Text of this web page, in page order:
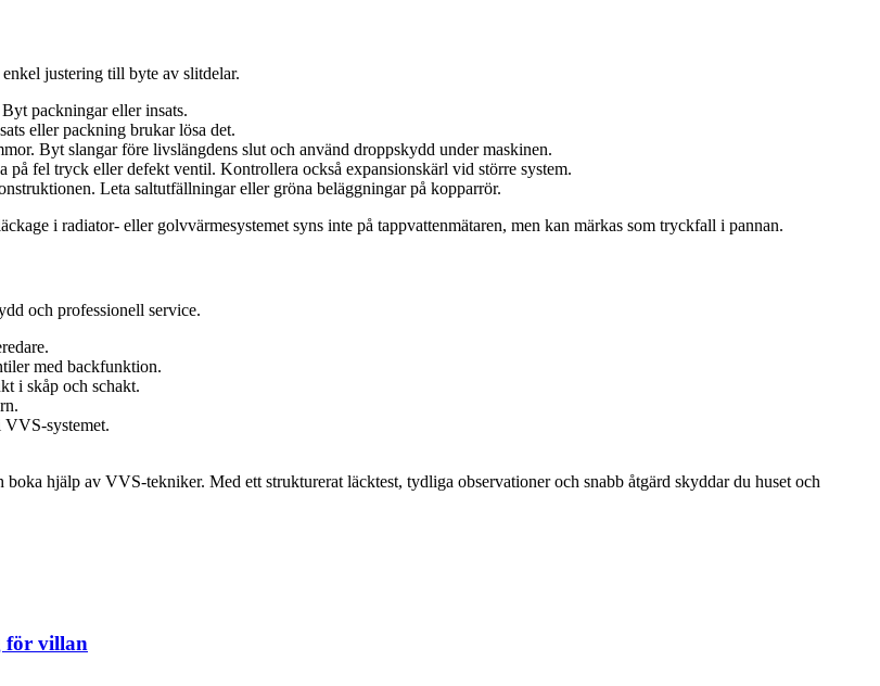
justering till byte av slitdelar.
packningar eller insats.
eller packning brukar lösa det.
Byt slangar före livslängdens slut och använd droppskydd under maskinen.
fel tryck eller defekt ventil. Kontrollera också expansionskärl vid större system.
Leta saltutfällningar eller gröna beläggningar på kopparrör.
i radiator- eller golvvärmesystemet syns inte på tappvattenmätaren, men kan märkas som tryckfall i pannan.
och professionell service.
med backfunktion.
i skåp och schakt.
VVS-systemet.
hjälp av VVS-tekniker. Med ett strukturerat läcktest, tydliga observationer och snabb åtgärd skyddar du huset och
för villan